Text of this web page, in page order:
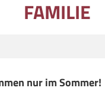
FAMILIE
nur im Sommer!